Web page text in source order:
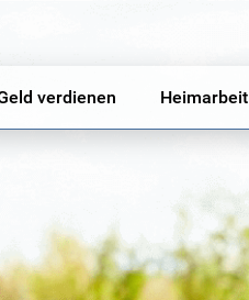
verdienen Heimarbeit